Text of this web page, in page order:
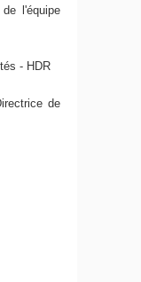
l'équipe
- HDR
de